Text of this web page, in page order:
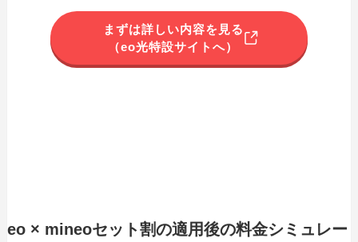
まずは詳しい内容を見る
（eo光特設サイトへ）
eo × mineoセット割の適用後の料金シミュレー